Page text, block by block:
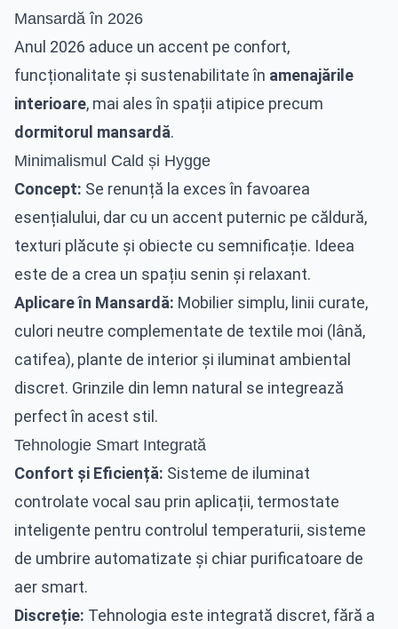
Mansardă în 2026
Anul 2026 aduce un accent pe confort,
funcționalitate și sustenabilitate în amenajările
interioare, mai ales în spații atipice precum
dormitorul mansardă.
Minimalismul Cald și Hygge
Concept: Se renunță la exces în favoarea
esențialului, dar cu un accent puternic pe căldură,
texturi plăcute și obiecte cu semnificație. Ideea
este de a crea un spațiu senin și relaxant.
Aplicare în Mansardă: Mobilier simplu, linii curate,
culori neutre complementate de textile moi (lână,
catifea), plante de interior și iluminat ambiental
discret. Grinzile din lemn natural se integrează
perfect în acest stil.
Tehnologie Smart Integrată
Confort și Eficiență: Sisteme de iluminat
controlate vocal sau prin aplicații, termostate
inteligente pentru controlul temperaturii, sisteme
de umbrire automatizate și chiar purificatoare de
aer smart.
Discreție: Tehnologia este integrată discret, fără a